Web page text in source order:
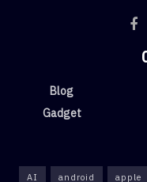
Blog
Gadget
AI android apple